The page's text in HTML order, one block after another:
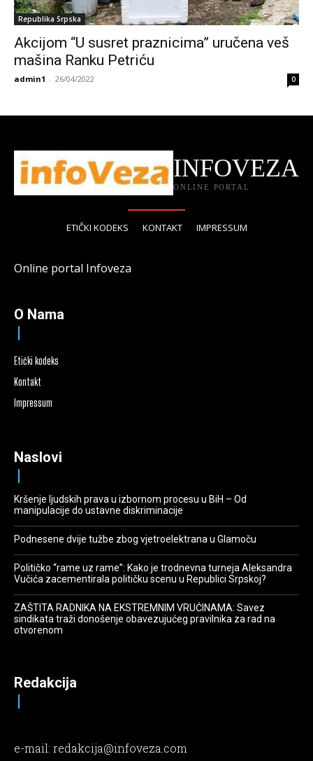
Republika Srpska
Akcijom “U susret praznicima” uručena veš
mašina Ranku Petriću
admin1 - 26/04/2022 0
INFOVEZA
ONLINE PORTAL
ETIČKI KODEKS KONTAKT IMPRESSUM
Online portal Infoveza
O Nama
Etički kodeks
Kontakt
Impressum
Naslovi
Kršenje ljudskih prava u izbornom procesu u BiH – Od
manipulacije do ustavne diskriminacije
Podnesene dvije tužbe zbog vjetroelektrana u Glamoču
Političko “rame uz rame”: Kako je trodnevna turneja Aleksandra
Vučića zacementirala političku scenu u Republici Srpskoj?
ZAŠTITA RADNIKA NA EKSTREMNIM VRUĆINAMA: Savez
sindikata traži donošenje obavezujućeg pravilnika za rad na
otvorenom
Redakcija
e-mail: redakcija@infoveza.com